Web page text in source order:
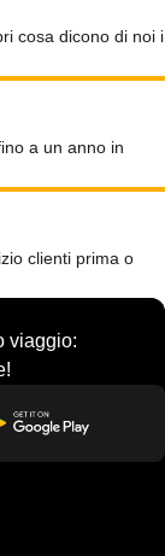
cosa dicono di noi i
a un anno in
clienti prima o
viaggio: